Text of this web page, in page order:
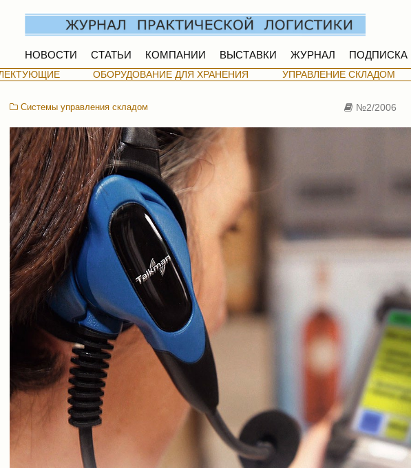
НОВОСТИ СТАТЬИ КОМПАНИИ ВЫСТАВКИ ЖУРНАЛ ПОДПИСКА
ОБОРУДОВАНИЕ ДЛЯ ХРАНЕНИЯ УПРАВЛЕНИЕ СКЛАДОМ
Системы управления складом №2/2006